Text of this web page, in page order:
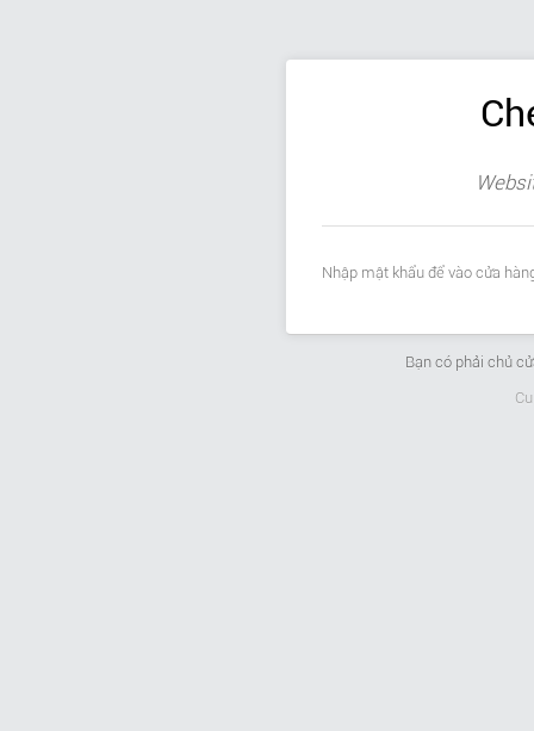
Nhập mật khẩu để vào cửa
Bạn có phải chủ